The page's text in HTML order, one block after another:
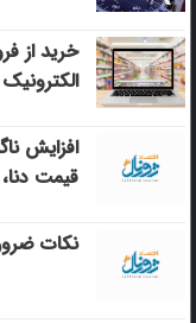
خرید از
افزایش
قیمت دنا،
نکات